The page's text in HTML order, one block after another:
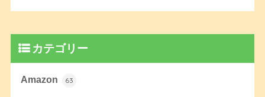
カテゴリー
Amazon 63